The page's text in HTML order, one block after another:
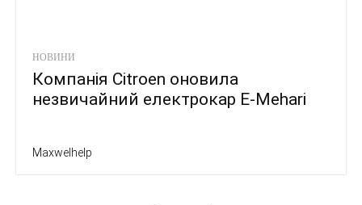
НОВИНИ
Компанія Citroen оновила
незвичайний електрокар E-Mehari
Maxwelhelp